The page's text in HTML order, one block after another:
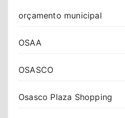
orçamento municipal
OSAA
OSASCO
Osasco Plaza Shopping